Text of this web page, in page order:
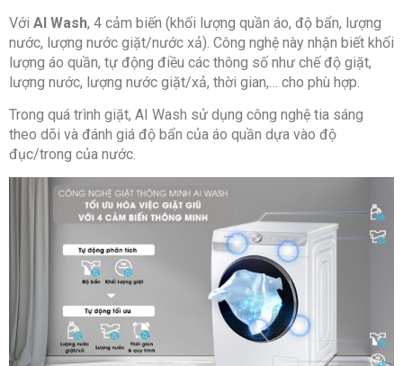
Giặt siêu tốc
Giặt thông minh
Giặt thường
Giặt tiết kiệm Cotton
Giặt êm
Ngày nhiều mây
Vệ sinh lồng giặt
Áo sơ mi
Với AI Wash, 4 cảm biến (khối lượng quần áo, độ bẩn, lượng
nước, lượng nước giặt/nước xả). Công nghệ này nhận biết khối
lượng áo quần, tự động điều các thông số như chế độ giặt,
lượng nước, lượng nước giặt/xả, thời gian,… cho phù hợp.
Trong quá trình giặt, AI Wash sử dụng công nghệ tia sáng
theo dõi và đánh giá độ bẩn của áo quần dựa vào độ
đục/trong của nước.